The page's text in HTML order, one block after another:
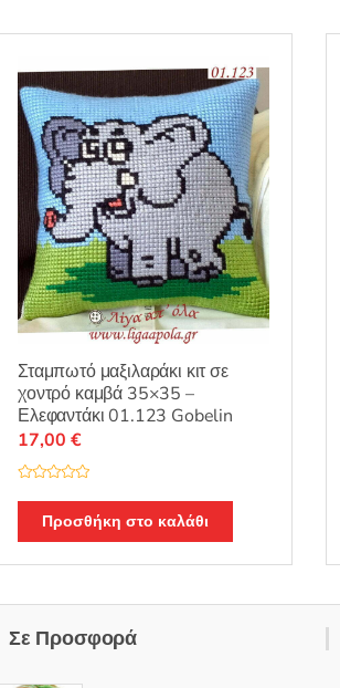
Σταμπωτό μαξιλαράκι κιτ σε
χοντρό καμβά 35×35 –
Ελεφαντάκι 01.123 Gobelin
α
ο
ο
θ
κ
ε
17,00 €
Προσθήκη στο καλάθι
Σε Προσφορά